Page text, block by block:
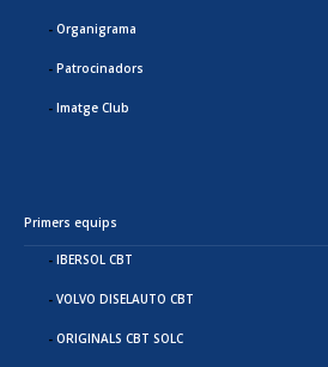
Organigrama
Patrocinadors
Imatge Club
Primers equips
IBERSOL CBT
VOLVO DISELAUTO CBT
ORIGINALS CBT SOLC